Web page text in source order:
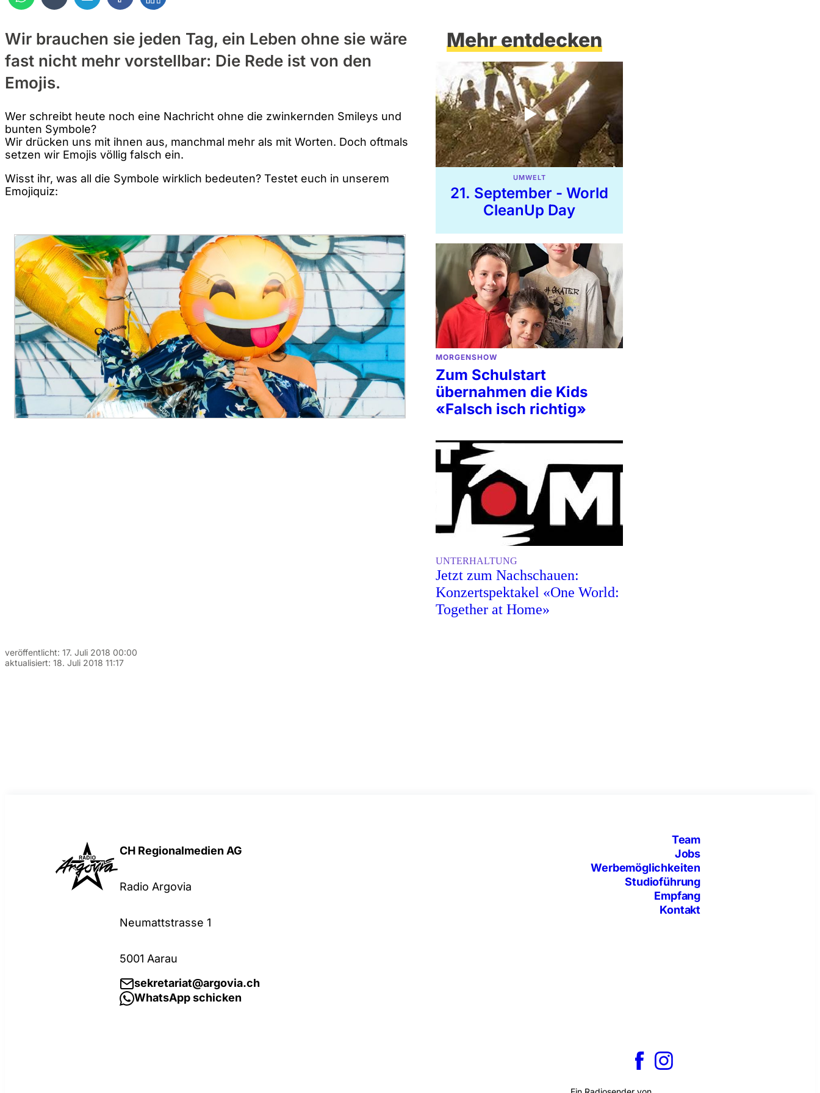
Wir brauchen sie jeden Tag, ein Leben ohne sie wäre
fast nicht mehr vorstellbar: Die Rede ist von den
Emojis.
Wer schreibt heute noch eine Nachricht ohne die zwinkernden Smileys und
bunten Symbole?
Wir drücken uns mit ihnen aus, manchmal mehr als mit Worten. Doch oftmals
setzen wir Emojis völlig falsch ein.
Wisst ihr, was all die Symbole wirklich bedeuten? Testet euch in unserem
Emojiquiz:
Mehr entdecken
UMWELT
21. September - World
CleanUp Day
MORGENSHOW
Zum Schulstart
übernahmen die Kids
«Falsch isch richtig»
UNTERHALTUNG
Jetzt zum Nachschauen:
Konzertspektakel «One World:
Together at Home»
veröffentlicht: 17. Juli 2018 00:00
aktualisiert: 18. Juli 2018 11:17
CH Regionalmedien AG
Radio Argovia
Neumattstrasse 1
5001 Aarau
sekretariat@argovia.ch
WhatsApp schicken
Team
Jobs
Werbemöglichkeiten
Studioführung
Empfang
Kontakt